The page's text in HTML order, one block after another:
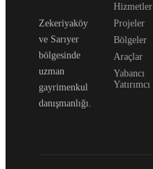
Zekeriyaköy
ve Sarıyer
bölgesinde
uzman
gayrimenkul
danışmanlığı.
Hizmetler
Projeler
Bölgeler
Araçlar
Yabancı
Yatırımcı